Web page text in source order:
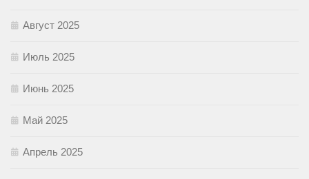
Август 2025
Июль 2025
Июнь 2025
Май 2025
Апрель 2025